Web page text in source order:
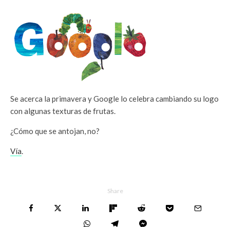
Se acerca la primavera y Google lo celebra cambiando su logo
con algunas texturas de frutas.
¿Cómo que se antojan, no?
Vía.
Share